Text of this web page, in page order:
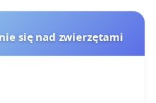
się nad zwierzętami